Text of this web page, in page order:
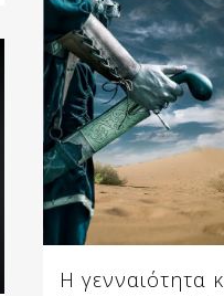
Η γενναιότητα